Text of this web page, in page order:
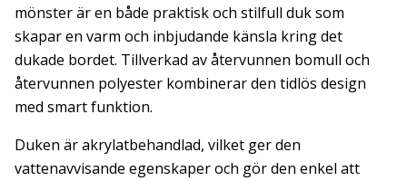
mönster är en både praktisk och stilfull duk som
skapar en varm och inbjudande känsla kring det
dukade bordet. Tillverkad av återvunnen bomull och
återvunnen polyester kombinerar den tidlös design
med smart funktion.
Duken är akrylatbehandlad, vilket ger den
vattenavvisande egenskaper och gör den enkel att